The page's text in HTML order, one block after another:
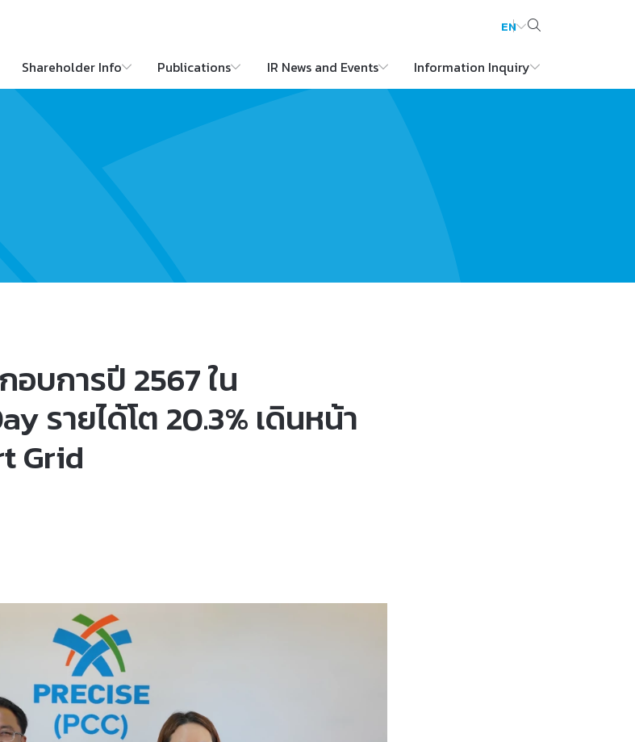
EN
Shareholder Info Publications IR News and Events Information Inquiry
อบการปี 2567 ใน
รายได้โต 20.3% เดินหน้า
Grid